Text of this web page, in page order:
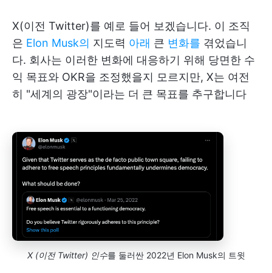
X(이전 Twitter)를 예로 들어 보겠습니다. 이 조직
은 Elon Musk의 지도력 아래 큰 변화를 겪었습니
다. 회사는 이러한 변화에 대응하기 위해 당면한 수
익 목표와 OKR을 조정했을지 모르지만, X는 여전
히 "세계의 광장"이라는 더 큰 목표를 추구합니다
X (이전 Twitter) 인수를 둘러싼 2022년 Elon Musk의 트윗